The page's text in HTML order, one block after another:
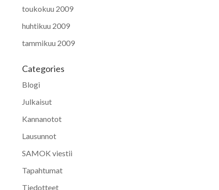
toukokuu 2009
huhtikuu 2009
tammikuu 2009
Categories
Blogi
Julkaisut
Kannanotot
Lausunnot
SAMOK viestii
Tapahtumat
Tiedotteet